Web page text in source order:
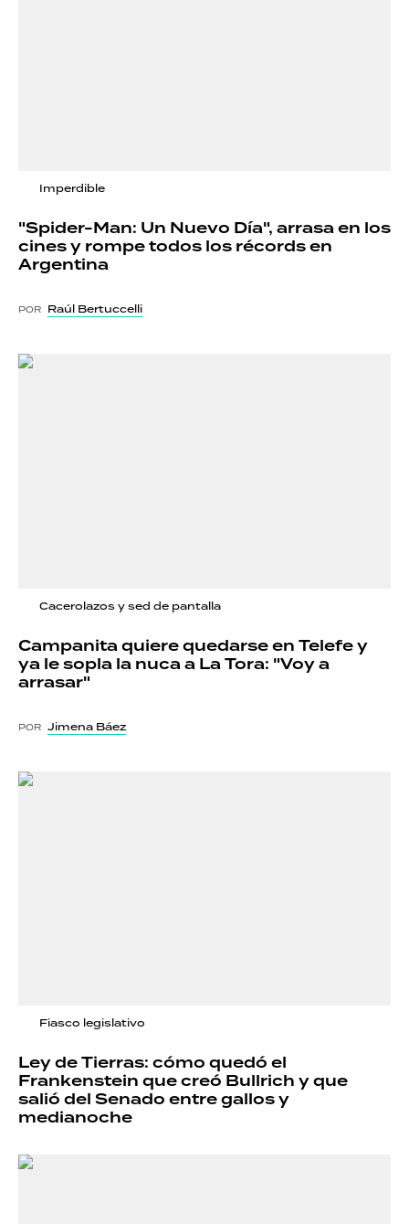
Imperdible
"Spider-Man: Un Nuevo Día", arrasa en los
cines y rompe todos los récords en
Argentina
POR Raúl Bertuccelli
Cacerolazos y sed de pantalla
Campanita quiere quedarse en Telefe y
ya le sopla la nuca a La Tora: "Voy a
arrasar"
POR Jimena Báez
Fiasco legislativo
Ley de Tierras: cómo quedó el
Frankenstein que creó Bullrich y que
salió del Senado entre gallos y
medianoche